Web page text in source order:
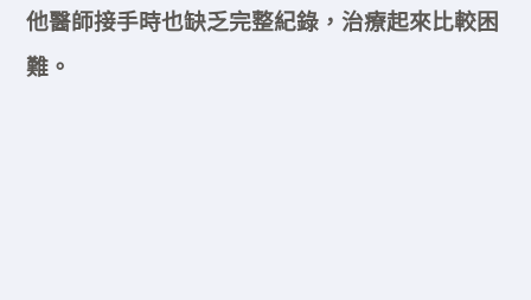
他醫師接手時也缺乏完整紀錄，治療起來比較困
難。